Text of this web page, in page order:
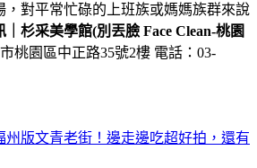
，對平常忙碌的上班族或媽媽族群來說
｜杉采美學館(別丟臉 Face Clean-桃園
桃園區中正路35號2樓 電話：03-
州版文青老街！邊走邊吃超好拍，還有